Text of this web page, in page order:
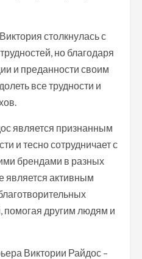
столкнулась с
но благодаря
и преданности своим
все трудности и
является признанным
и тесно сотрудничает с
брендами в разных
является активным
помогая другим людям и
Виктории Райдос –